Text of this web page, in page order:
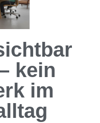
kein
im